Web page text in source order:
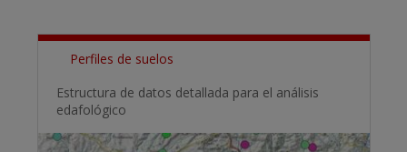
Perfiles de suelos
Estructura de datos detallada para el análisis
edafológico